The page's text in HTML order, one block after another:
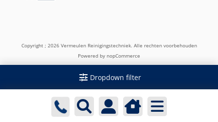
Dropdown filter
Copyright ; 2026 Vermeulen Reinigingstechniek. Alle rechten voorbehouden
Powered by nopCommerce